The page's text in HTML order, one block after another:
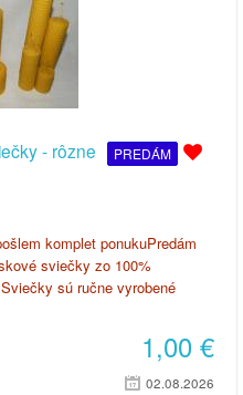
- rôzne PREDÁM
komplet ponukuPredám
sviečky zo 100%
sú ručne vyrobené
1,00 €
02.08.2026